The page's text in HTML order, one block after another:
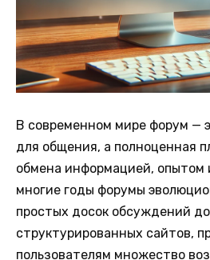
В современном мире форум —
для общения, а полноценная
обмена информацией, опытом
многие годы форумы
простых досок обсуждений
структурированных сайтов,
пользователям множество